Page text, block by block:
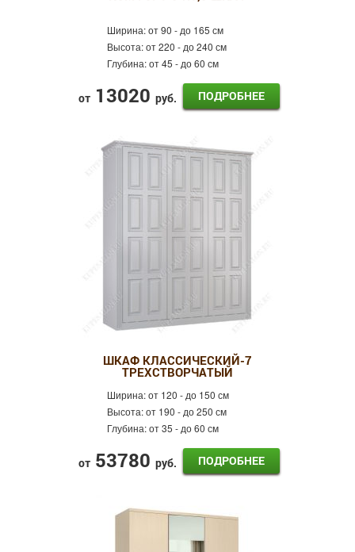
Ширина:от 90 - до 165 см
Высота:от 220 - до 240 см
Глубина:от 45 - до 60 см
от 13020 руб. ПОДРОБНЕЕ
ШКАФ КЛАССИЧЕСКИЙ-7
ТРЕХСТВОРЧАТЫЙ
Ширина:от 120 - до 150 см
Высота:от 190 - до 250 см
Глубина:от 35 - до 60 см
от 53780 руб. ПОДРОБНЕЕ